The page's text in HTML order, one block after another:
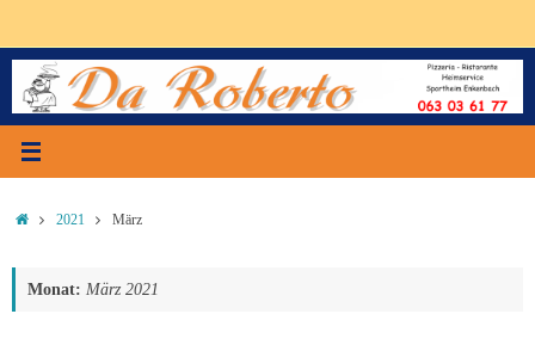
springen
Start2021 März
Monat: März 2021